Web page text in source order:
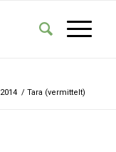
2014 / Tara (vermittelt)